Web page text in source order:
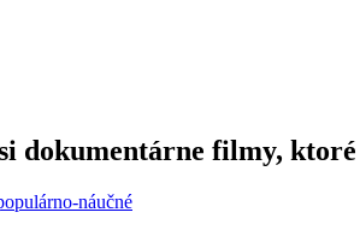
dokumentárne filmy,
náučné